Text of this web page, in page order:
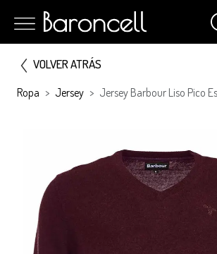
VOLVER ATRÁS
Ropa Jersey Jersey Barbour Liso Pico